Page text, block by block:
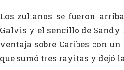
Los zulianos se fueron
Galvis y el sencillo de Sandy
ventaja sobre Caribes con
que sumó tres rayitas y dejó